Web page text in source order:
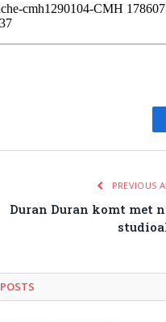
PREVIOUS
Duran Duran komt met
POSTS